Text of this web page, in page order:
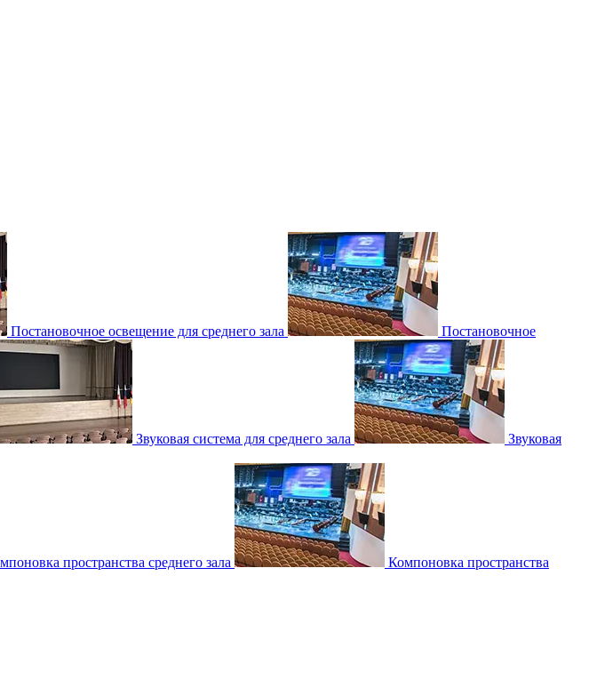
Постановочное освещение для среднего зала Постановочное
Звуковая система для среднего зала
Звуковая
пространства среднего зала
Компоновка пространства